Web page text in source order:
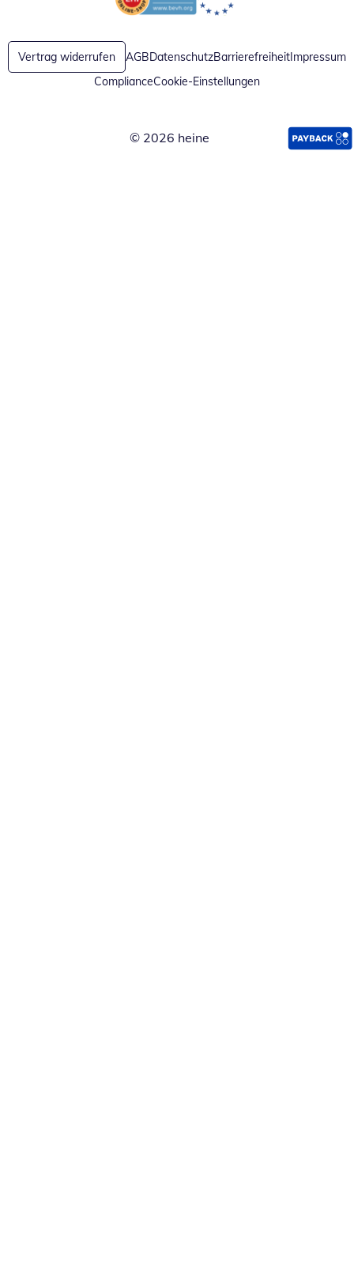
Öffnet in neuem FensterÖffnet in neuem Fenster
Vertrag widerrufen AGBDatenschutzBarrierefreiheitImpressum
ComplianceCookie-Einstellungen
© 2026 heine